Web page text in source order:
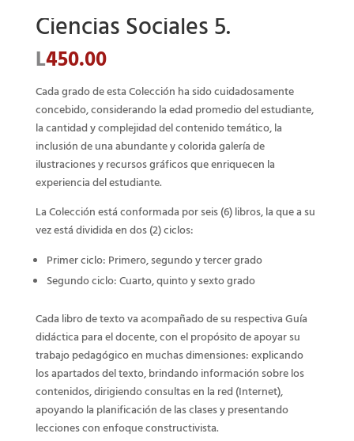
Ciencias Sociales 5.
L450.00
Cada grado de esta Colección ha sido cuidadosamente
concebido, considerando la edad promedio del estudiante,
la cantidad y complejidad del contenido temático, la
inclusión de una abundante y colorida galería de
ilustraciones y recursos gráficos que enriquecen la
experiencia del estudiante.
La Colección está conformada por seis (6) libros, la que a su
vez está dividida en dos (2) ciclos:
Primer ciclo: Primero, segundo y tercer grado
Segundo ciclo: Cuarto, quinto y sexto grado
Cada libro de texto va acompañado de su respectiva Guía
didáctica para el docente, con el propósito de apoyar su
trabajo pedagógico en muchas dimensiones: explicando
los apartados del texto, brindando información sobre los
contenidos, dirigiendo consultas en la red (Internet),
apoyando la planificación de las clases y presentando
lecciones con enfoque constructivista.